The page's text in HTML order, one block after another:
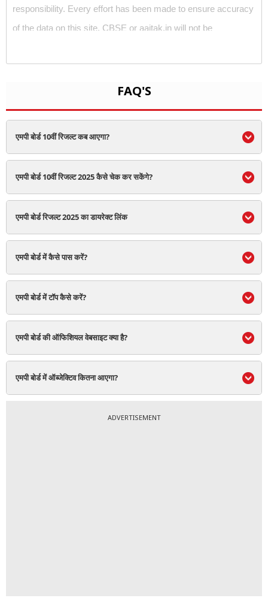
FAQ'S
एमपी बोर्ड 10वीं रिजल्‍ट कब आएगा?
एमपी बोर्ड 10वीं रिजल्‍ट 2025 कैसे चेक कर सकेंगे?
एमपी बोर्ड रिजल्‍ट 2025 का डायरेक्‍ट लिंक
एमपी बोर्ड में कैसे पास करें?
एमपी बोर्ड में टॉप कैसे करें?
एमपी बोर्ड की ऑफिशियल वेबसाइट क्या है?
एमपी बोर्ड में ऑब्जेक्टिव कितना आएगा?
ADVERTISEMENT